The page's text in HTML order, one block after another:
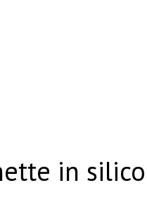
in